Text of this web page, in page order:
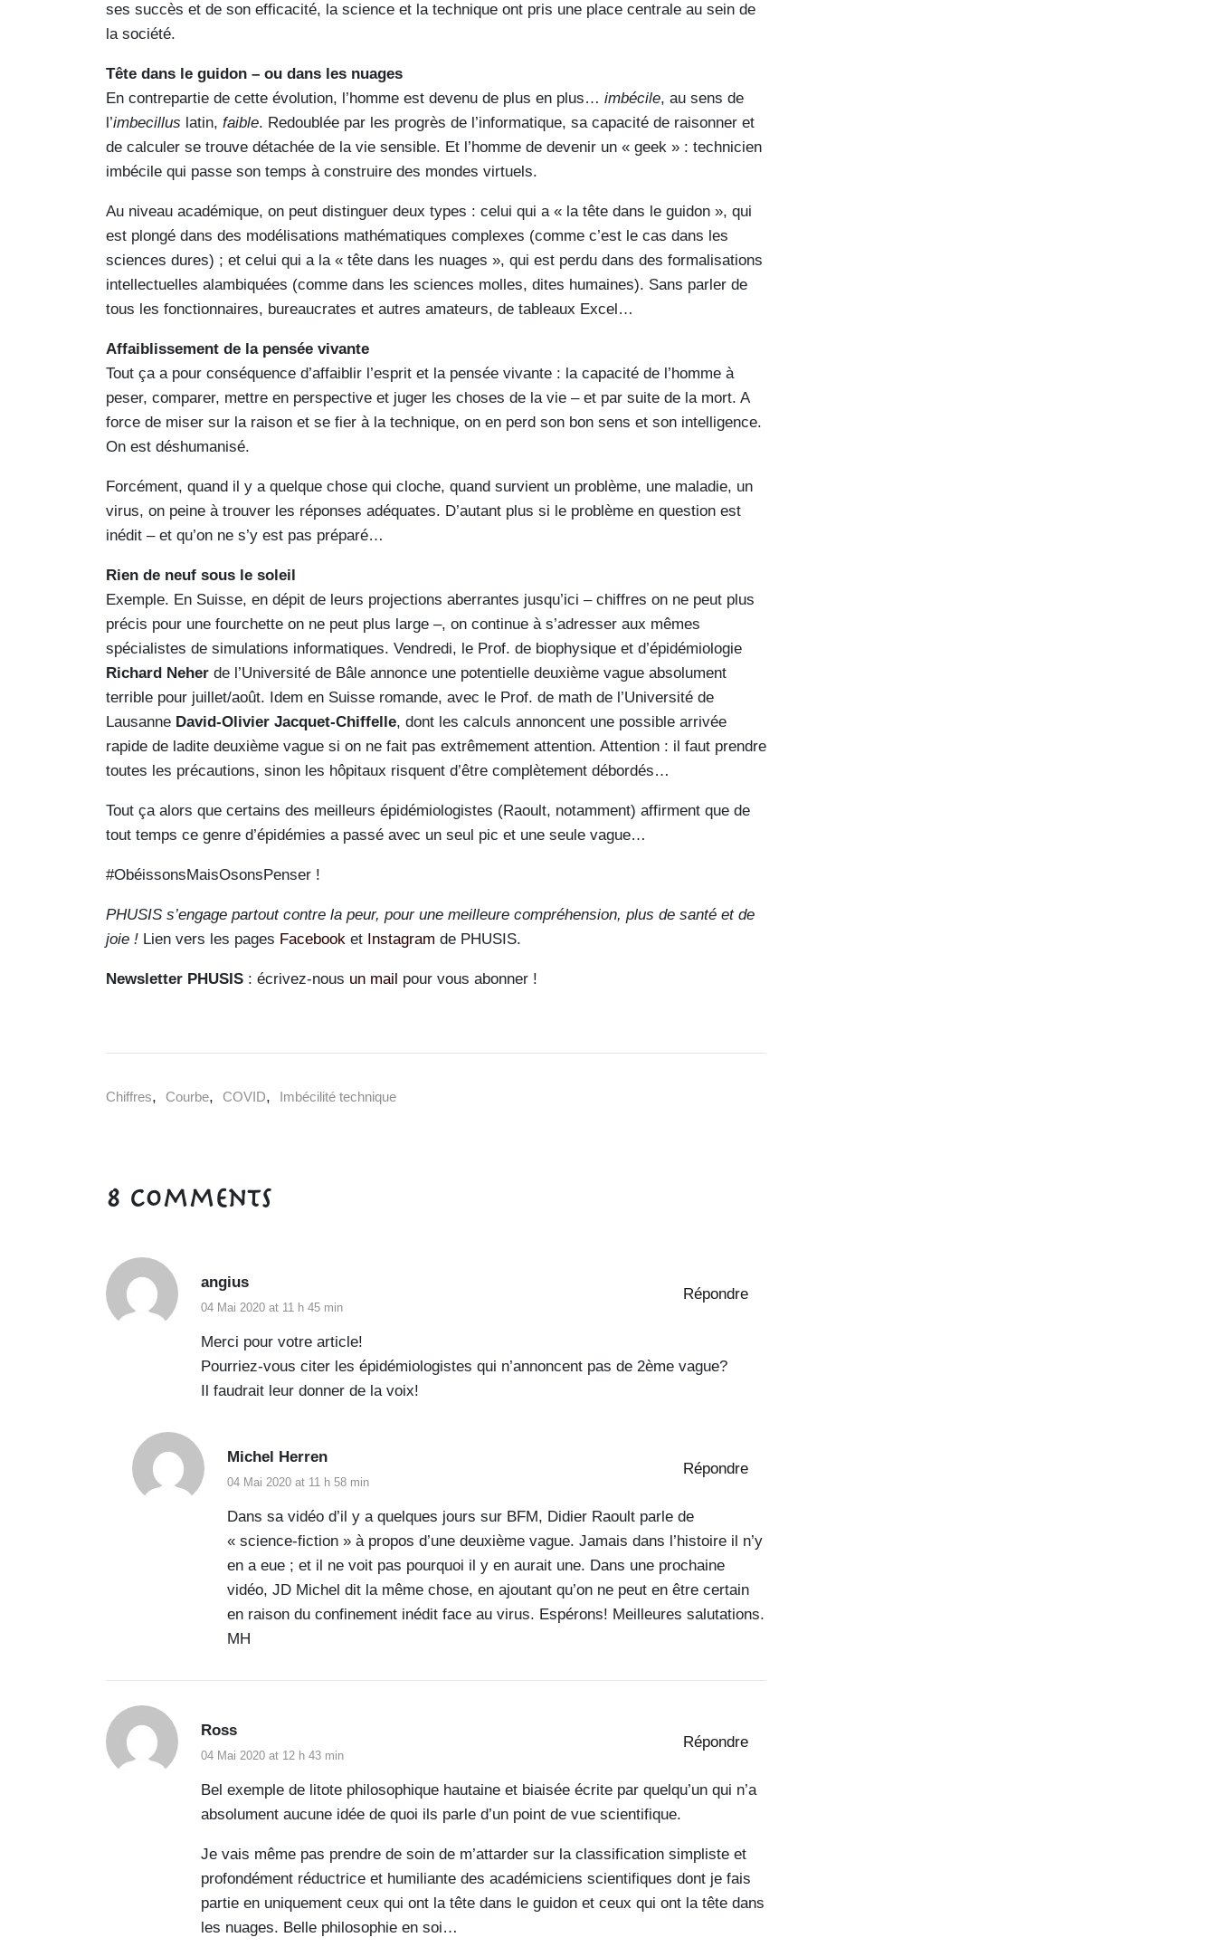
ses succès et de son efficacité, la science et la technique ont pris une place centrale au sein de
la société.
Tête dans le guidon – ou dans les nuages
En contrepartie de cette évolution, l’homme est devenu de plus en plus… imbécile, au sens de
l’imbecillus latin, faible. Redoublée par les progrès de l’informatique, sa capacité de raisonner et
de calculer se trouve détachée de la vie sensible. Et l’homme de devenir un « geek » : technicien
imbécile qui passe son temps à construire des mondes virtuels.
Au niveau académique, on peut distinguer deux types : celui qui a « la tête dans le guidon », qui
est plongé dans des modélisations mathématiques complexes (comme c’est le cas dans les
sciences dures) ; et celui qui a la « tête dans les nuages », qui est perdu dans des formalisations
intellectuelles alambiquées (comme dans les sciences molles, dites humaines). Sans parler de
tous les fonctionnaires, bureaucrates et autres amateurs, de tableaux Excel…
Affaiblissement de la pensée vivante
Tout ça a pour conséquence d’affaiblir l’esprit et la pensée vivante : la capacité de l’homme à
peser, comparer, mettre en perspective et juger les choses de la vie – et par suite de la mort. A
force de miser sur la raison et se fier à la technique, on en perd son bon sens et son intelligence.
On est déshumanisé.
Forcément, quand il y a quelque chose qui cloche, quand survient un problème, une maladie, un
virus, on peine à trouver les réponses adéquates. D’autant plus si le problème en question est
inédit – et qu’on ne s’y est pas préparé…
Rien de neuf sous le soleil
Exemple. En Suisse, en dépit de leurs projections aberrantes jusqu’ici – chiffres on ne peut plus
précis pour une fourchette on ne peut plus large –, on continue à s’adresser aux mêmes
spécialistes de simulations informatiques. Vendredi, le Prof. de biophysique et d’épidémiologie
Richard Neher de l’Université de Bâle annonce une potentielle deuxième vague absolument
terrible pour juillet/août. Idem en Suisse romande, avec le Prof. de math de l’Université de
Lausanne David-Olivier Jacquet-Chiffelle, dont les calculs annoncent une possible arrivée
rapide de ladite deuxième vague si on ne fait pas extrêmement attention. Attention : il faut prendre
toutes les précautions, sinon les hôpitaux risquent d’être complètement débordés…
Tout ça alors que certains des meilleurs épidémiologistes (Raoult, notamment) affirment que de
tout temps ce genre d’épidémies a passé avec un seul pic et une seule vague…
#ObéissonsMaisOsonsPenser !
PHUSIS s’engage partout contre la peur, pour une meilleure compréhension, plus de santé et de
joie ! Lien vers les pages Facebook et Instagram de PHUSIS.
Newsletter PHUSIS : écrivez-nous un mail pour vous abonner !
Chiffres, Courbe, COVID, Imbécilité technique
8 Comments
angius
04 Mai 2020 at 11 h 45 min
Répondre
Merci pour votre article!
Pourriez-vous citer les épidémiologistes qui n’annoncent pas de 2ème vague?
Il faudrait leur donner de la voix!
Michel Herren
04 Mai 2020 at 11 h 58 min
Répondre
Dans sa vidéo d’il y a quelques jours sur BFM, Didier Raoult parle de
« science-fiction » à propos d’une deuxième vague. Jamais dans l’histoire il n’y
en a eue ; et il ne voit pas pourquoi il y en aurait une. Dans une prochaine
vidéo, JD Michel dit la même chose, en ajoutant qu’on ne peut en être certain
en raison du confinement inédit face au virus. Espérons! Meilleures salutations.
MH
Ross
04 Mai 2020 at 12 h 43 min
Répondre
Bel exemple de litote philosophique hautaine et biaisée écrite par quelqu’un qui n’a
absolument aucune idée de quoi ils parle d’un point de vue scientifique.
Je vais même pas prendre de soin de m’attarder sur la classification simpliste et
profondément réductrice et humiliante des académiciens scientifiques dont je fais
partie en uniquement ceux qui ont la tête dans le guidon et ceux qui ont la tête dans
les nuages. Belle philosophie en soi…